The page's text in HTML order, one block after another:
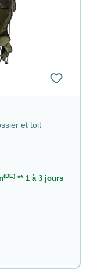
et toit
(DE) ** 1 à 3 jours